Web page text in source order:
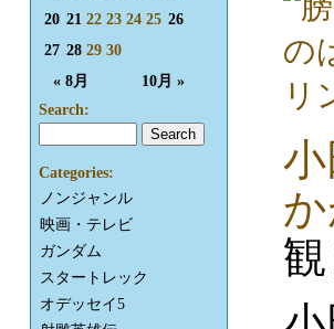
« 8月 10月 »
20 21 22 23 24 25 26
27 28 29 30
Search:
Categories:
ノンジャンル
映画・テレビ
ガンダム
スタートレック
オデッセイ5